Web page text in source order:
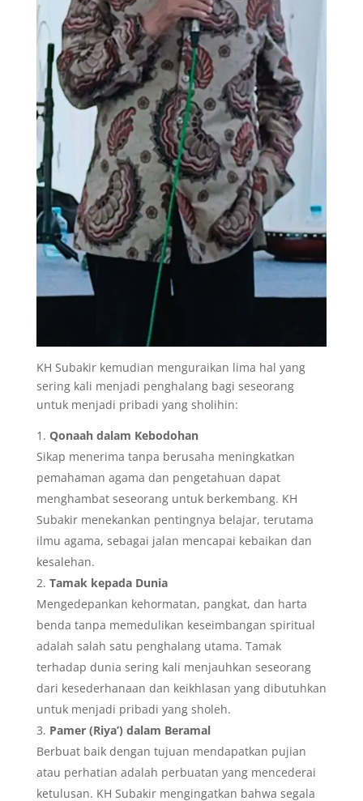
KH Subakir kemudian menguraikan lima hal yang
sering kali menjadi penghalang bagi seseorang
untuk menjadi pribadi yang sholihin:
Qonaah dalam Kebodohan
Sikap menerima tanpa berusaha meningkatkan
pemahaman agama dan pengetahuan dapat
menghambat seseorang untuk berkembang. KH
Subakir menekankan pentingnya belajar, terutama
ilmu agama, sebagai jalan mencapai kebaikan dan
kesalehan.
Tamak kepada Dunia
Mengedepankan kehormatan, pangkat, dan harta
benda tanpa memedulikan keseimbangan spiritual
adalah salah satu penghalang utama. Tamak
terhadap dunia sering kali menjauhkan seseorang
dari kesederhanaan dan keikhlasan yang dibutuhkan
untuk menjadi pribadi yang sholeh.
Pamer (Riya’) dalam Beramal
Berbuat baik dengan tujuan mendapatkan pujian
atau perhatian adalah perbuatan yang mencederai
ketulusan. KH Subakir mengingatkan bahwa segala